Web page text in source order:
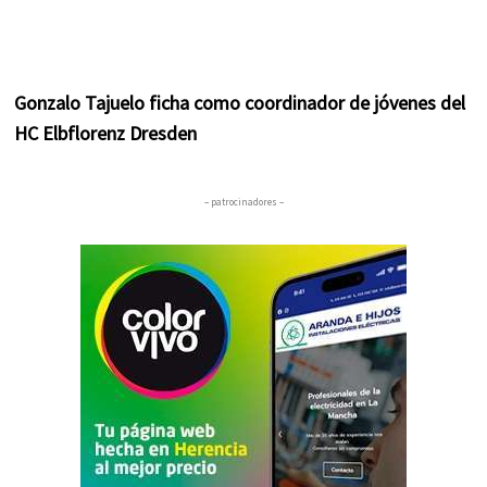
Gonzalo Tajuelo ficha como coordinador de jóvenes del
HC Elbflorenz Dresden
– patrocinadores –